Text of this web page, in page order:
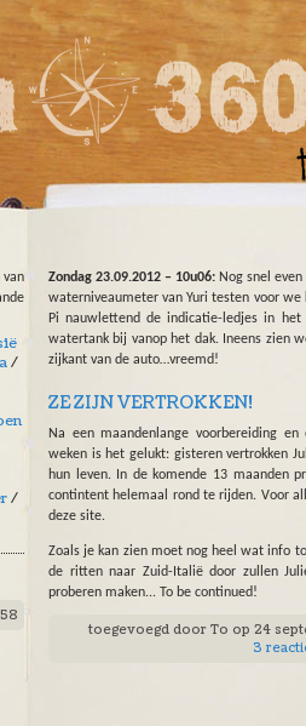
van
/
/
Zondag 23.09.2012 – 10u06: Nog snel
waterniveaumeter van Yuri testen voor we
Pi nauwlettend de indicatie-ledjes in
watertank bij vanop het dak. Ineens zien
zijkant van de auto…vreemd!
ZE ZIJN VERTROKKEN!
Na een maandenlange voorbereiding
weken is het gelukt: gisteren vertrokken
hun leven. In de komende 13 maanden
contintent helemaal rond te rijden. Voor
deze site.
Zoals je kan zien moet nog heel wat info
de ritten naar Zuid-Italië door zullen
proberen maken... To be continued!
toegevoegd door To op 24
3